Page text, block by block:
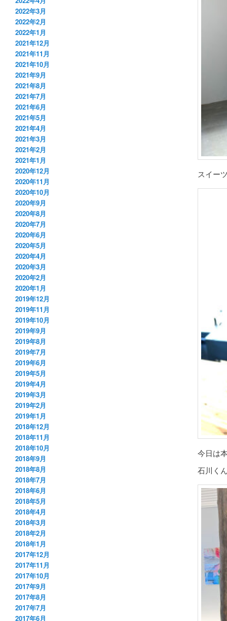
スイー
今日は
石川く
2022年3月
2022年2月
2022年1月
2021年12月
2021年11月
2021年10月
2021年9月
2021年8月
2021年7月
2021年6月
2021年5月
2021年4月
2021年3月
2021年2月
2021年1月
2020年12月
2020年11月
2020年10月
2020年9月
2020年8月
2020年7月
2020年6月
2020年5月
2020年4月
2020年3月
2020年2月
2020年1月
2019年12月
2019年11月
2019年10月
2019年9月
2019年8月
2019年7月
2019年6月
2019年5月
2019年4月
2019年3月
2019年2月
2019年1月
2018年12月
2018年11月
2018年10月
2018年9月
2018年8月
2018年7月
2018年6月
2018年5月
2018年4月
2018年3月
2018年2月
2018年1月
2017年12月
2017年11月
2017年10月
2017年9月
2017年8月
2017年7月
2017年6月